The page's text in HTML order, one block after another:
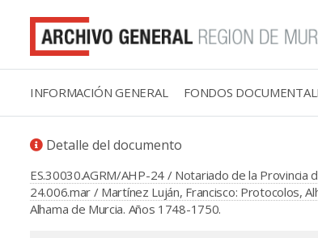
INFORMACIÓN GENERAL FONDOS
Detalle del documento
ES.30030.AGRM/AHP-24 / Notariado de la Provincia
24.006.mar / Martínez Luján, Francisco: Protocolos,
Alhama de Murcia. Años 1748-1750.